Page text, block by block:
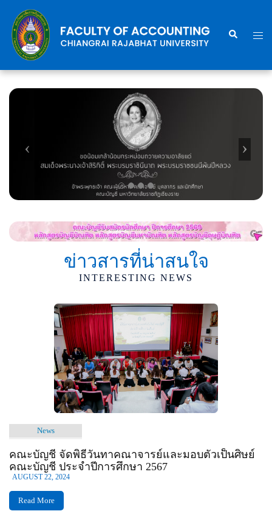
content
Search
ข่าวสารที่น่าสนใจ
INTERESTING NEWS
News
คณะบัญชี จัดพิธีวันทาคณาจารย์และมอบตัวเป็นศิษย์
คณะบัญชี ประจำปีการศึกษา 2567
AUGUST 22, 2024
Read More